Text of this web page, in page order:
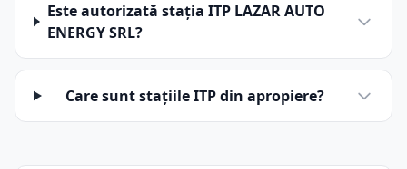
Este autorizată stația ITP LAZAR AUTO
ENERGY SRL?
Care sunt stațiile ITP din apropiere?